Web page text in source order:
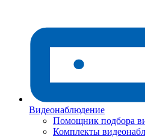
Видеонаблюдение
Помощник подбора
Комплекты